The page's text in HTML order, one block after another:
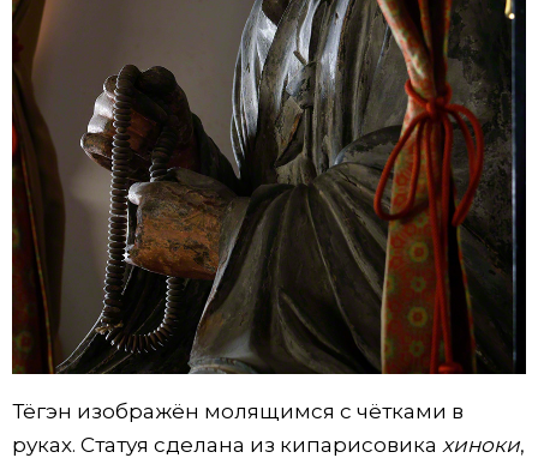
Тёгэн изображён молящимся с чётками в
руках. Статуя сделана из кипарисовика хиноки,